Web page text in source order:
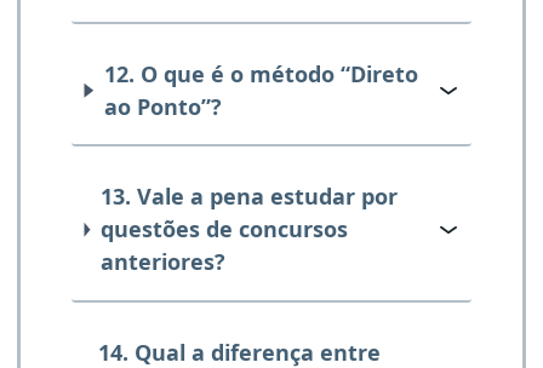
12. O que é o método “Direto
ao Ponto”?
13. Vale a pena estudar por
questões de concursos
anteriores?
14. Qual a diferença entre